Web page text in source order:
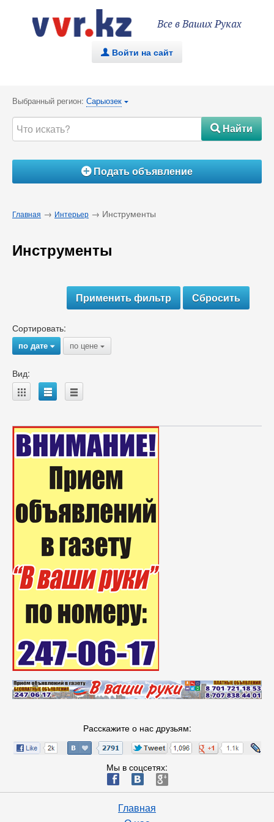
Все в Ваших Руках
. Войти на сайт
Выбранный регион: Сарыозек {
#Найти
ÁПодать объявление
Главная → Интерьер → Инструменты
Инструменты
Сортировать:
по дате{ по цене {
Вид:
A B C
Расскажите о нас друзьям:
Мы в соцсетях:
ä æ è
Главная